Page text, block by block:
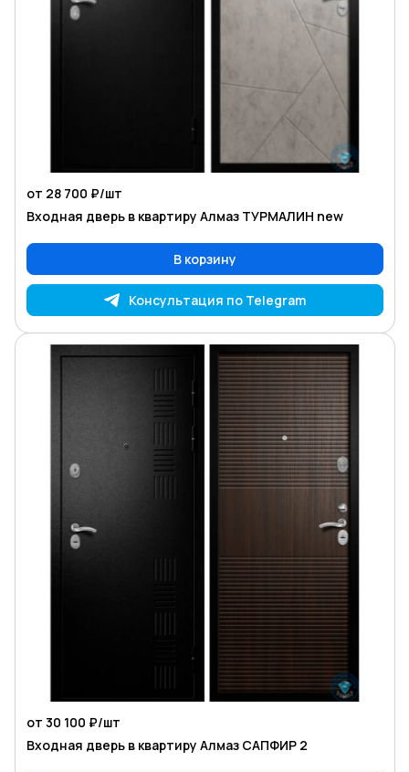
от 28 700 ₽/шт
Входная дверь в квартиру Алмаз ТУРМАЛИН new
В корзину
Консультация по Telegram
от 30 100 ₽/шт
Входная дверь в квартиру Алмаз САПФИР 2